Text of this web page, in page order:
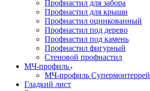
Профнастил для забора
Профнастил для крыши
Профнастил оцинкованный
Профнастил под дерево
Профнастил под камень
Профнастил фигурный
Стеновой профнастил
МЧ-профиль
МЧ-профиль Супермонтеррей
Гладкий лист